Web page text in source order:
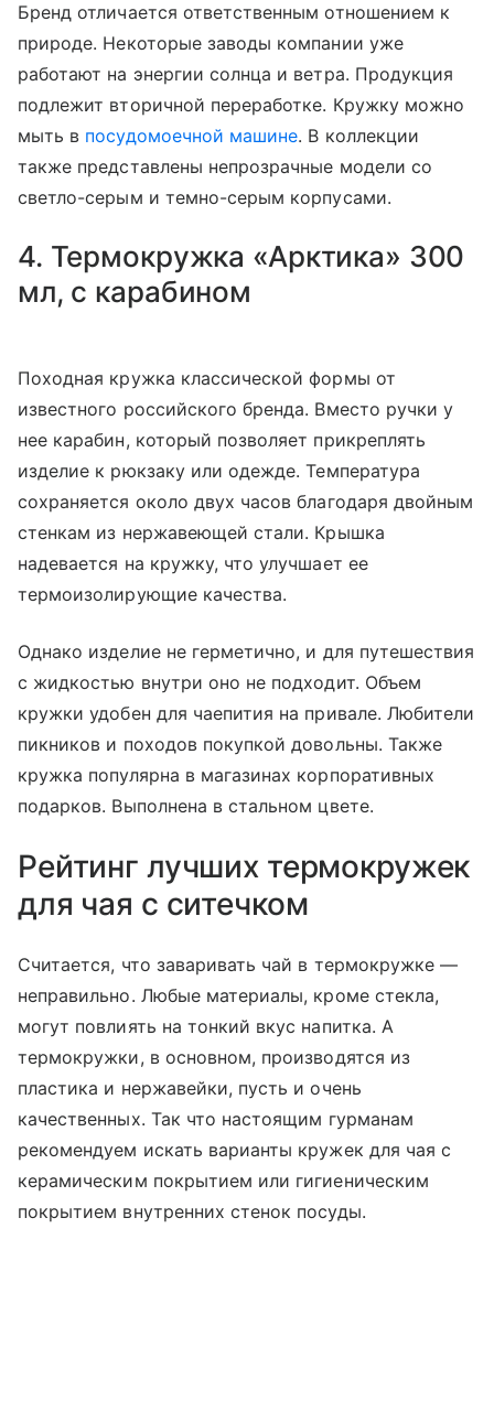
Бренд отличается ответственным отношением к
природе. Некоторые заводы компании уже
работают на энергии солнца и ветра. Продукция
подлежит вторичной переработке. Кружку можно
мыть в посудомоечной машине. В коллекции
также представлены непрозрачные модели со
светло-серым и темно-серым корпусами.
4. Термокружка «Арктика» 300
мл, с карабином
Походная кружка классической формы от
известного российского бренда. Вместо ручки у
нее карабин, который позволяет прикреплять
изделие к рюкзаку или одежде. Температура
сохраняется около двух часов благодаря двойным
стенкам из нержавеющей стали. Крышка
надевается на кружку, что улучшает ее
термоизолирующие качества.
Однако изделие не герметично, и для путешествия
с жидкостью внутри оно не подходит. Объем
кружки удобен для чаепития на привале. Любители
пикников и походов покупкой довольны. Также
кружка популярна в магазинах корпоративных
подарков. Выполнена в стальном цвете.
Рейтинг лучших термокружек
для чая с ситечком
Считается, что заваривать чай в термокружке —
неправильно. Любые материалы, кроме стекла,
могут повлиять на тонкий вкус напитка. А
термокружки, в основном, производятся из
пластика и нержавейки, пусть и очень
качественных. Так что настоящим гурманам
рекомендуем искать варианты кружек для чая с
керамическим покрытием или гигиеническим
покрытием внутренних стенок посуды.